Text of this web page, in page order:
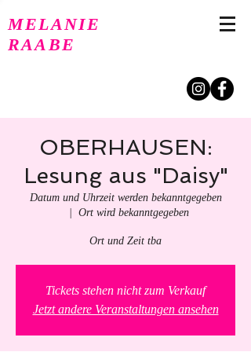
MELANIE
RAABE
OBERHAUSEN:
Lesung aus "Daisy"
Datum und Uhrzeit werden bekanntgegeben
Ort wird bekanntgegeben
Ort und Zeit tba
Tickets stehen nicht zum Verkauf
Jetzt andere Veranstaltungen ansehen